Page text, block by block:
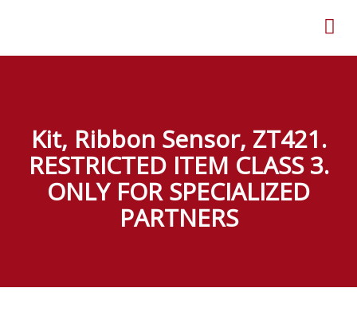
Kit, Ribbon Sensor, ZT421.
RESTRICTED ITEM CLASS 3.
ONLY FOR SPECIALIZED
PARTNERS